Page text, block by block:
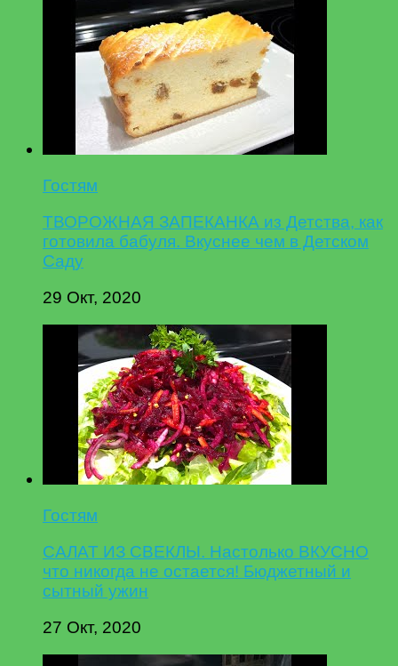
Гостям
ТВОРОЖНАЯ ЗАПЕКАНКА из Детства, как
готовила бабуля. Вкуснее чем в Детском
Саду
29 Окт, 2020
Гостям
САЛАТ ИЗ СВЕКЛЫ. Настолько ВКУСНО
что никогда не остается! Бюджетный и
сытный ужин
27 Окт, 2020